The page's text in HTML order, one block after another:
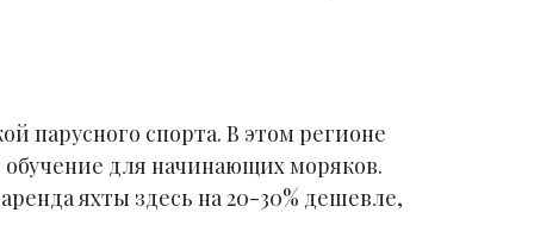
парусного спорта. В этом регионе
для начинающих моряков.
яхты здесь на 20-30% дешевле,